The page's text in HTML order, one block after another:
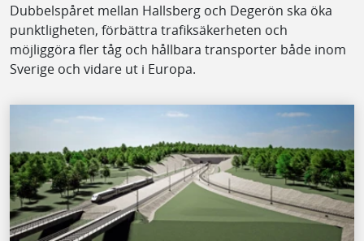
Dubbelspåret mellan Hallsberg och Degerön ska öka
punktligheten, förbättra trafiksäkerheten och
möjliggöra fler tåg och hållbara transporter både inom
Sverige och vidare ut i Europa.